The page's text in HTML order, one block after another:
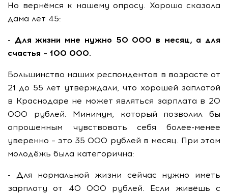
Но вернёмся к нашему опросу. Хорошо сказала
дама лет 45:
- Для жизни мне нужно 50 000 в месяц, а для
счастья – 100 000.
Большинство наших респондентов в возрасте от
21 до 55 лет утверждали, что хорошей заплатой
в Краснодаре не может являться зарплата в 20
000 рублей. Минимум, который позволил бы
опрошенным чувствовать себя более-менее
уверенно – это 35 000 рублей в месяц. При этом
молодёжь была категорична:
- Для нормальной жизни сейчас нужно иметь
зарплату от 40 000 рублей. Если живёшь с